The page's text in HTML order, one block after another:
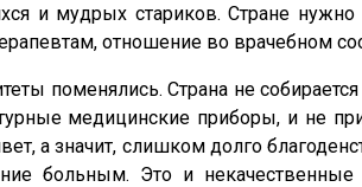
и мудрых стариков. Стране
отношение во врачебном
поменялись. Страна не
медицинские приборы, и не
а значит, слишком долго
больным. Это и